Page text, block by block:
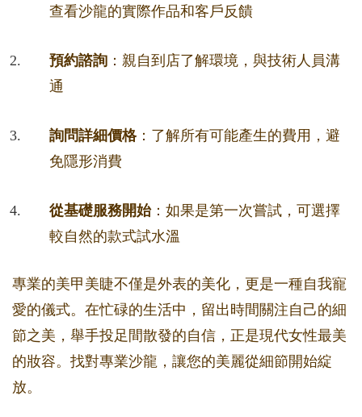
查看沙龍的實際作品和客戶反饋
預約諮詢 ：親自到店了解環境，與技術人員溝
通
詢問詳細價格：了解所有可能產生的費用，避
免隱形消費
從基礎服務開始：如果是第一次嘗試，可選擇
較自然的款式試水溫
專業的美甲美睫不僅是外表的美化，更是一種自我寵
愛的儀式。在忙碌的生活中，留出時間關注自己的細
節之美，舉手投足間散發的自信，正是現代女性最美
的妝容。找對專業沙龍，讓您的美麗從細節開始綻
放。